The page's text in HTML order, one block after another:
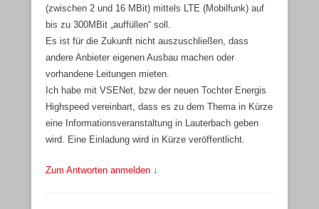
(zwischen 2 und 16 MBit) mittels LTE (Mobilfunk) auf
bis zu 300MBit „auffüllen“ soll.
Es ist für die Zukunft nicht auszuschließen, dass
andere Anbieter eigenen Ausbau machen oder
vorhandene Leitungen mieten.
Ich habe mit VSENet, bzw der neuen Tochter Energis
Highspeed vereinbart, dass es zu dem Thema in Kürze
eine Informationsveranstaltung in Lauterbach geben
wird. Eine Einladung wird in Kürze veröffentlicht.
Zum Antworten anmelden ↓